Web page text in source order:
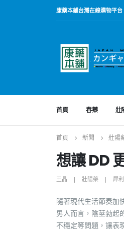
康藥本鋪台灣在線購物平
首頁 春藥 壯
首頁 新聞 壯陽
想讓 DD
王晶 壯陽藥 犀
隨著現代生活節奏加
男人而言，陰莖勃起
不穩定等問題，讓表